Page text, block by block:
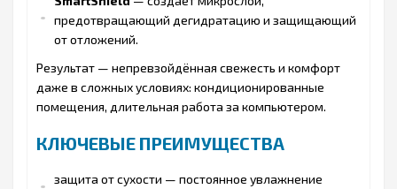
предотвращающий дегидратацию и защищающий
от отложений.
Результат — непревзойдённая свежесть и комфорт
даже в сложных условиях: кондиционированные
помещения, длительная работа за компьютером.
КЛЮЧЕВЫЕ ПРЕИМУЩЕСТВА
защита от сухости — постоянное увлажнение